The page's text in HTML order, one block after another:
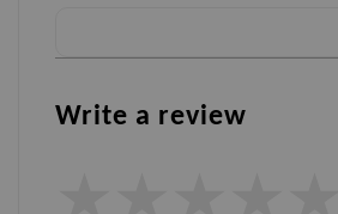
Write a review